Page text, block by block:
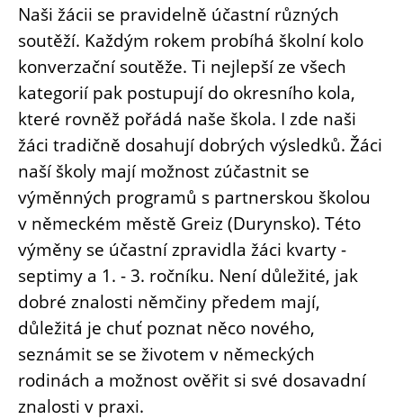
Naši žácii se pravidelně účastní různých
soutěží. Každým rokem probíhá školní kolo
konverzační soutěže. Ti nejlepší ze všech
kategorií pak postupují do okresního kola,
které rovněž pořádá naše škola. I zde naši
žáci tradičně dosahují dobrých výsledků. Žáci
naší školy mají možnost zúčastnit se
výměnných programů s partnerskou školou
v německém městě Greiz (Durynsko). Této
výměny se účastní zpravidla žáci kvarty -
septimy a 1. - 3. ročníku. Není důležité, jak
dobré znalosti němčiny předem mají,
důležitá je chuť poznat něco nového,
seznámit se se životem v německých
rodinách a možnost ověřit si své dosavadní
znalosti v praxi.